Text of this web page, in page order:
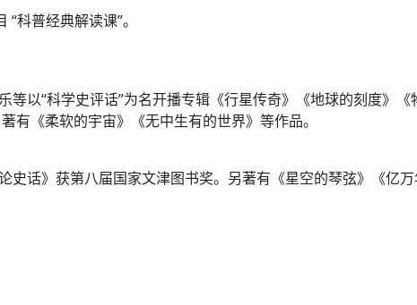
科普经典解读课”。
等以“科学史评话”为名开播专辑《行星传奇》《地球的刻度》
有《柔软的宇宙》《无中生有的世界》等作品。
话》获第八届国家文津图书奖。另著有《星空的琴弦》《亿